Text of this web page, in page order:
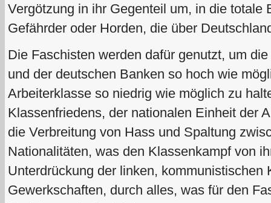
Vergötzung in ihr Gegenteil um, in die totale
Gefährder oder Horden, die über
Die Faschisten werden dafür genutzt, um
und der deutschen Banken so hoch wie
Arbeiterklasse so niedrig wie möglich zu
Klassenfriedens, der nationalen Einheit der
die Verbreitung von Hass und Spaltung
Nationalitäten, was den Klassenkampf von
Unterdrückung der linken, kommunistischen
Gewerkschaften, durch alles, was für den